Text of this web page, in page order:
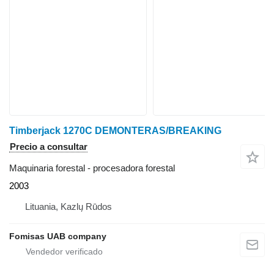
Timberjack 1270C DEMONTERAS/BREAKING
Precio a consultar
Maquinaria forestal - procesadora forestal
2003
Lituania, Kazlų Rūdos
Fomisas UAB company